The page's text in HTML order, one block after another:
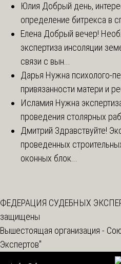
Юлия Добрый день,
определение битрекса в
Елена Добрый вечер!
экспертиза инсоляции
связи с вын...
Дарья Нужна психолого-
привязанности матери и
Исламия Нужна
проведения столярных
Дмитрий Здравствуйте!
проведенных
оконных блок...
ФЕДЕРАЦИЯ СУДЕБНЫХ
защищены
Вышестоящая организация -
Экспертов"